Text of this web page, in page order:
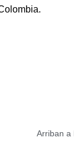
Arriban a